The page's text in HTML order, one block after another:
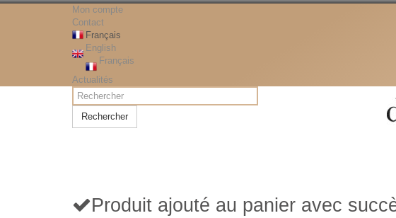
Mon compte
Contact
Français
English
Français
Actualités
Rechercher
Produit ajouté au panier avec